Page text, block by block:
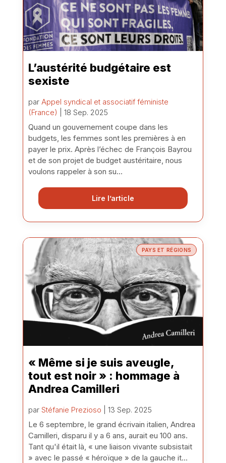
L’austérité budgétaire est
sexiste
par Appel syndical et associatif féministe
(France) | 18 Sep. 2025
Quand un gouvernement coupe dans les
budgets, les femmes sont les premières à en
payer le prix. Après l’échec de François Bayrou
et de son projet de budget austéritaire, nous
voulons rappeler à son su...
Lire l’article
PAYS ET RÉGIONS
« Même si je suis aveugle,
tout est noir » : hommage à
Andrea Camilleri
par Stéfanie Prezioso | 13 Sep. 2025
Le 6 septembre, le grand écrivain italien, Andrea
Camilleri, disparu il y a 6 ans, aurait eu 100 ans.
Tant qu'il était là, « une liaison vivante subsistait
» avec le passé « héroïque » de la gauche it...